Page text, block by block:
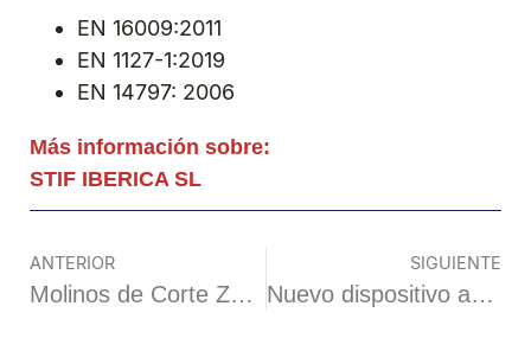
EN 16009:2011
EN 1127-1:2019
EN 14797: 2006
Más información sobre:
STIF IBERICA SL
ANTERIOR
Molinos de Corte ZERMA: Soluciones Avanzadas para la Industria del Plástico
SIGUIENTE
Nuevo dispositivo apaga llamas en la gama de protección contra explosiones